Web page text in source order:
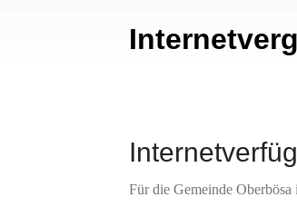
Für die Gemeinde